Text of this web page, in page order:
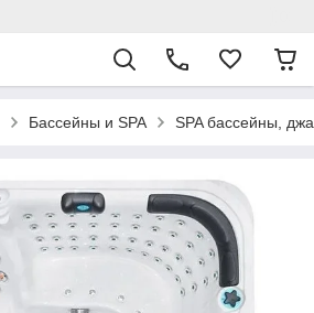
Бассейны и SPA SPA бассейны,